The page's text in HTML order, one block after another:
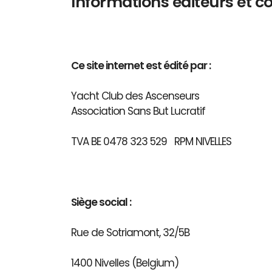
Ce site internet est édité par :
Yacht Club des Ascenseurs
Association Sans But Lucratif
TVA BE 0478 323 529 RPM NIVELLES
Siège social :
Rue de Sotriamont, 32/5B
1400 Nivelles (Belgium)